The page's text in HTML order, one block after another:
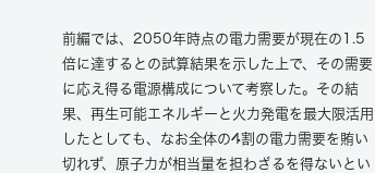
前編では、2050年時点の電力需要が現在の1.5
倍に達するとの試算結果を示した上で、その需要
に応え得る電源構成について考察した。その結
果、再生可能エネルギーと火力発電を最大限活用
したとしても、なお全体の4割の電力需要を賄い
切れず、原子力が相当量を担わざるを得ないとい